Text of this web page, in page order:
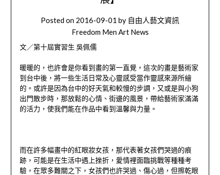
Posted on 2016-09-01 by 自由人藝文資訊
Freedom Men Art News
文／第十屆實習生 吳佩儒
暖暖的，也許會是你看到畫的第一直覺，這次的畫是藝術家
到台中後，將一些生活日常及心靈感受當作靈感來源所繪
的。 或許是因為台中的好天氣和較慢的步調，又或是與小狗
出門散步時，那放鬆的心情、街邊的風景，帶給藝術家滿滿
的活力，使我們能在作品中看到溫馨與力量。
而在許多幅畫中的紅眼妝女孩，那代表著女孩們哭過的痕
跡，可能是在生活中遇上挫折，愛情裡面臨挑戰等種種考
驗，在眾多難關之下，女孩們也許哭過、傷心過，但擦乾眼